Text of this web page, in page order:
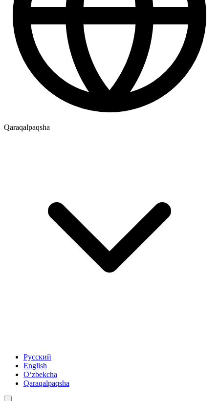
Qaraqalpaqsha
Русский
English
Oʻzbekcha
Qaraqalpaqsha